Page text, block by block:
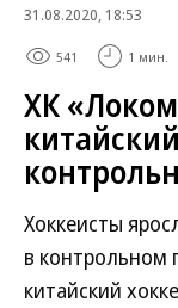
31.08.2020, 18:53
541 1 мин.
ХК
Хоккеисты
в контрольном
китайский